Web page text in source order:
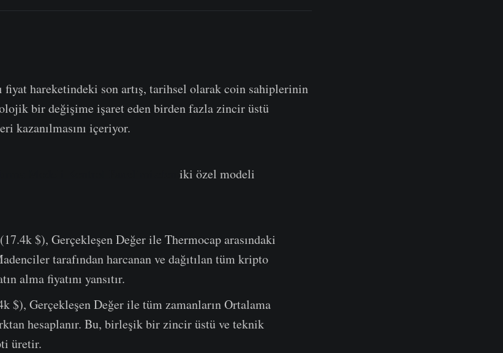
fiyat hareketindeki son artış, tarihsel olarak coin sahiplerinin
bir değişime işaret eden birden fazla zincir üstü
kazanılmasını içeriyor.
iki özel modeli
(17.4k $), Gerçekleşen Değer ile Thermocap arasındaki
tarafından harcanan ve dağıtılan tüm kripto
alma fiyatını yansıtır.
$), Gerçekleşen Değer ile tüm zamanların Ortalama
hesaplanır. Bu, birleşik bir zincir üstü ve teknik
üretir.